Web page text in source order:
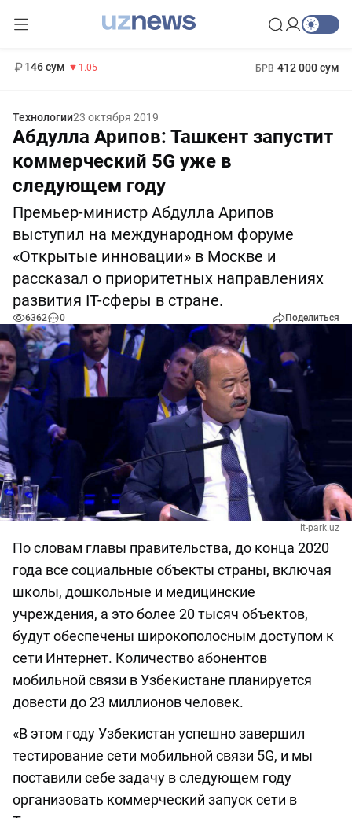
146 сум -1.05 БРВ 412 000 сум
Технологии23 октября 2019
Абдулла Арипов: Ташкент запустит
коммерческий 5G уже в
следующем году
Премьер-министр Абдулла Арипов
выступил на международном форуме
«Открытые инновации» в Москве и
рассказал о приоритетных направлениях
развития IT-сферы в стране.
6362 0 Поделиться
it-park.uz
По словам главы правительства, до конца 2020
года все социальные объекты страны, включая
школы, дошкольные и медицинские
учреждения, а это более 20 тысяч объектов,
будут обеспечены широкополосным доступом к
сети Интернет. Количество абонентов
мобильной связи в Узбекистане планируется
довести до 23 миллионов человек.
«В этом году Узбекистан успешно завершил
тестирование сети мобильной связи 5G, и мы
поставили себе задачу в следующем году
организовать коммерческий запуск сети в